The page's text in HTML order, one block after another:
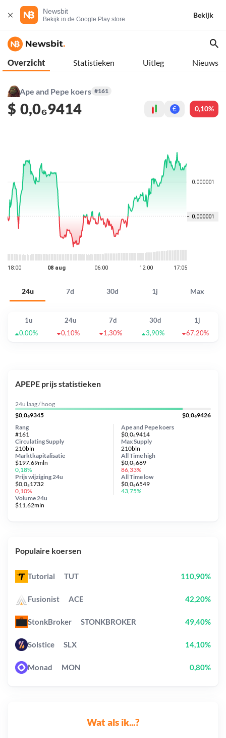
Newsbit
Bekijk in de Google Play store
Bekijk
Overzicht Statistieken Uitleg Nieuws
Ape and Pepe koers #161
$ 0,0₆9414 € 0,10%
24u 7d 30d 1j Max
1u 24u 7d 30d
1j
0,00%
0,10% 1,30% 3,90% 67,20%
Wat als ik...?
APEPE prijs statistieken
24u laag / hoog
$0,0₆9345
$0,0₆9426
Ape and Pepe koers
$0,0₆9414
Circulating Supply
210bln
Prijs wijziging 24u
$0,0₈1732
0,10%
Max Supply
210bln
Marktkapitalisatie
$197.69mln
0,18%
Volume 24u
$11.62mln
Rang
#161
All Timehigh
$0,0₅689
86,33%
All Time low
$0,0₆6549
43,75%
Populaire koersen
Tutorial TUT 110,90%
Fusionist ACE 42,20%
StonkBroker STONKBROKER 49,40%
Solstice SLX 14,10%
Monad MON 0,80%